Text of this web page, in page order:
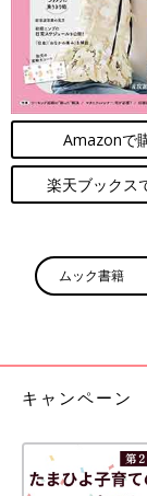
か」を選ぶ自由
「ないもの」と
ん。でも、子ど
互いに話すだけ
の相手と悩みに
ットなどを通じ
ァミリーと出会
ゆるくつながれ
2001年にオラン
までに27の国・
んな中、小野さ
以前より日本で
同性婚をしたい
向けた想いがあ
Amazonで
楽天ブックス
ムック書籍
キャンペーン